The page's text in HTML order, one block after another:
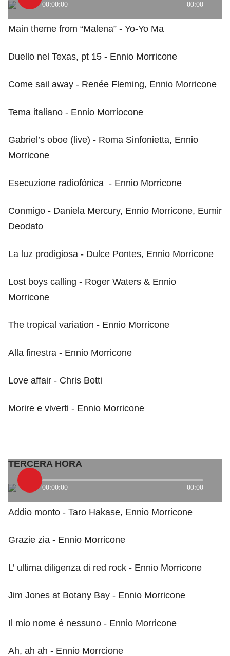
00:00:00 00:00
Main theme from “Malena” - Yo-Yo Ma
Duello nel Texas, pt 15 - Ennio Morricone
Come sail away - Renée Fleming, Ennio Morricone
Tema italiano - Ennio Morriocone
Gabriel’s oboe (live) - Roma Sinfonietta, Ennio
Morricone
Esecuzione radiofónica - Ennio Morricone
Conmigo - Daniela Mercury, Ennio Morricone, Eumir
Deodato
La luz prodigiosa - Dulce Pontes, Ennio Morricone
Lost boys calling - Roger Waters & Ennio
Morricone
The tropical variation - Ennio Morricone
Alla finestra - Ennio Morricone
Love affair - Chris Botti
Morire e viverti - Ennio Morricone
TERCERA HORA
00:00:00 00:00
Addio monto - Taro Hakase, Ennio Morricone
Grazie zia - Ennio Morricone
L’ ultima diligenza di red rock - Ennio Morricone
Jim Jones at Botany Bay - Ennio Morricone
Il mio nome é nessuno - Ennio Morricone
Ah, ah ah - Ennio Morrcione